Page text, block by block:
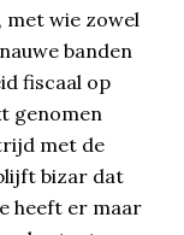
met wie zowel
banden
fiscaal op
genomen
met de
bizar dat
heeft er maar